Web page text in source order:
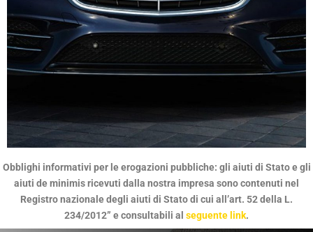
QUALITÀ SENZA
COMPROMESSI
Obblighi informativi per le erogazioni pubbliche: gli aiuti di Stato e gli
aiuti de minimis ricevuti dalla nostra impresa sono contenuti nel
Registro nazionale degli aiuti di Stato di cui all’art. 52 della L.
234/2012” e consultabili al seguente link.